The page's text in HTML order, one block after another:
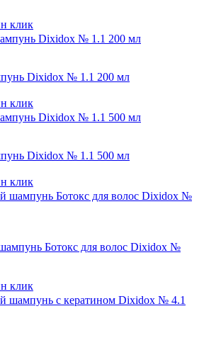
клик
Dixidox № 1.1 200 мл
клик
Dixidox № 1.1 500 мл
клик
Ботокс для волос Dixidox №
клик